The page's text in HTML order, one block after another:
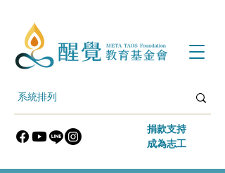
​捐款支持
​成為志工